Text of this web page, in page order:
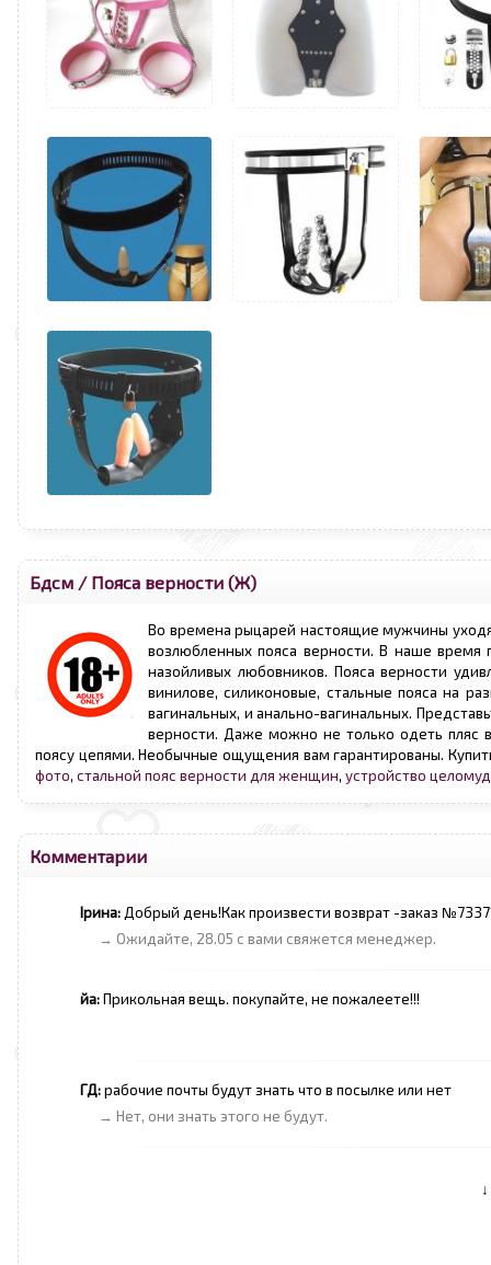
Бдсм / Пояса верности (Ж)
Во времена рыцарей настоящие мужчины
возлюбленных пояса верности. В наше время
назойливых любовников. Пояса верности
винилове, силиконовые, стальные пояса на
вагинальных, и анально-вагинальных.
верности. Даже можно не только одеть пляс
поясу цепями. Необычные ощущения вам гарантированы.
фото, стальной пояс верности для женщин, устройство
Комментарии
Ірина: Добрый день!Как произвести возврат -заказ
→ Ожидайте, 28.05 с вами свяжется менеджер.
йа:Прикольная вещь. покупайте, не пожалеете!!!
ГД:рабочие почты будут знать что в посылке или нет
→ Нет, они знать этого не будут.
↓